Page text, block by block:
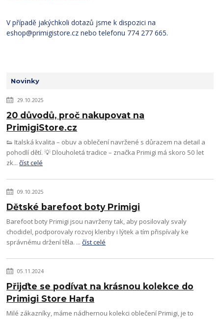
Novinky
29.10.2025
20 důvodů, proč nakupovat na
PrimigiStore.cz
👟 Italská kvalita – obuv a oblečení navržené s důrazem na detail a
pohodlí dětí. 💡 Dlouholetá tradice – značka Primigi má skoro 50 let
zk...číst celé
09.10.2025
Dětské barefoot boty Primigi
Barefoot boty Primigi jsou navrženy tak, aby posilovaly svaly
chodidel, podporovaly rozvoj klenby i lýtek a tím přispívaly ke
správnému držení těla. ...číst celé
05.11.2024
Přijďte se podívat na krásnou kolekce do
Primigi Store Harfa
Milé zákazníky, máme nádhernou kolekci oblečení Primigi, je to
V případě jakýchkoli dotazů jsme k dispozici na
eshop@primigistore.cz nebo telefonu 774 277 665.